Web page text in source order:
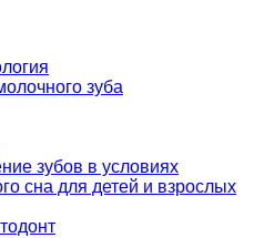
зуба
зубов в условиях
сна для детей и взрослых